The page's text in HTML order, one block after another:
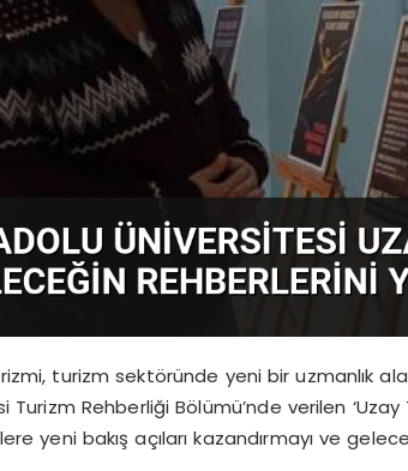
turizm sektöründe yeni bir uzmanlık
Turizm Rehberliği Bölümü’nde verilen
yeni bakış açıları kazandırmayı ve